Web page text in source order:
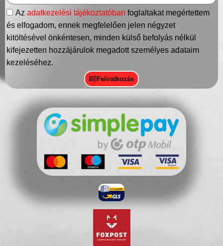
Az adatkezelési tájékoztatóban foglaltakat megértettem
és elfogadom, ennek megfelelően jelen négyzet
kitöltésével önkéntesen, minden külső befolyás nélkül
kifejezetten hozzájárulok megadott személyes adataim
kezeléséhez.
Feliratkozás